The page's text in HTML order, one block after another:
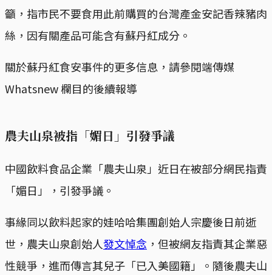
籲，指市民不要食用此前購買的台灣產金安記香辣豬肉
絲，因有關產品可能含有蘇丹紅成分。
關於蘇丹紅食安事件的更多信息，請參閱端傳媒
Whatsnew 欄目的後續報導
農夫山泉被指「媚日」引發爭議
中國飲料食品企業「農夫山泉」近日在被部分網民指責
「媚日」，引發爭議。
事緣同以飲料起家的娃哈哈集團創始人宗慶後日前逝
世，農夫山泉創始人發文悼念 ，但被網友指責其企業惡
性競爭，進而傳言其兒子「已入美國籍」。隨後農夫山